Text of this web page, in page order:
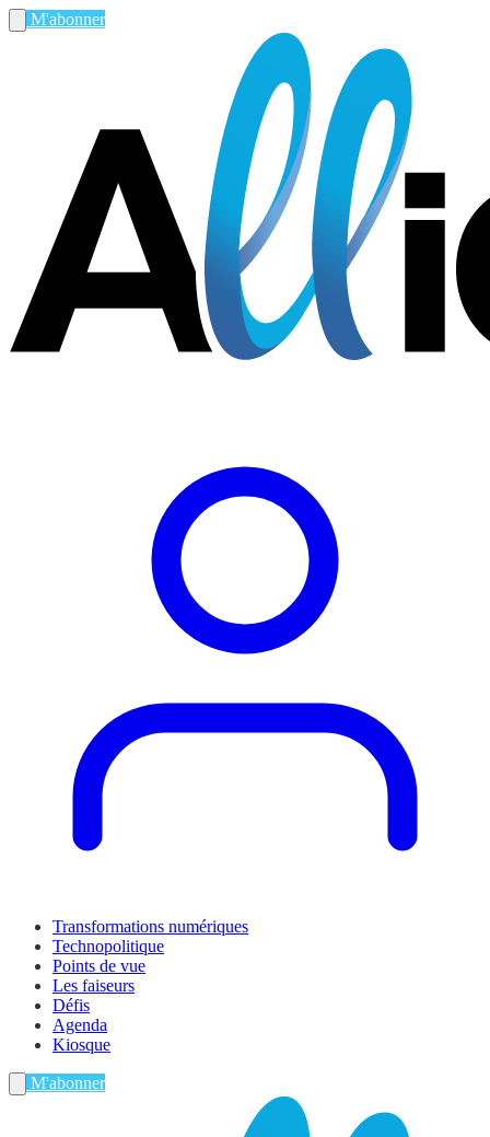
M'abonner
Transformations numériques
Technopolitique
Points de vue
Les faiseurs
Défis
Agenda
Kiosque
M'abonner